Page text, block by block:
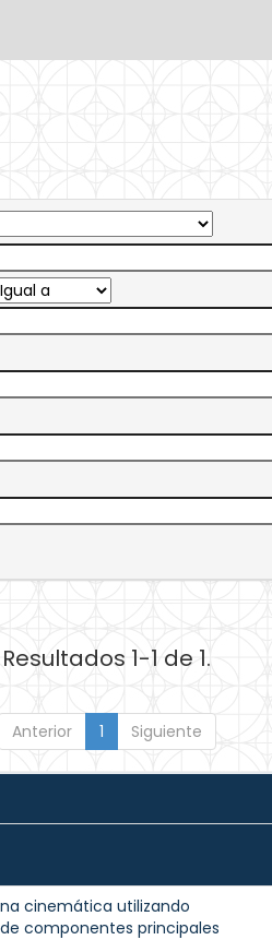
Resultados 1-1 de 1.
Anterior 1 Siguiente
cinemática utilizando
componentes principales